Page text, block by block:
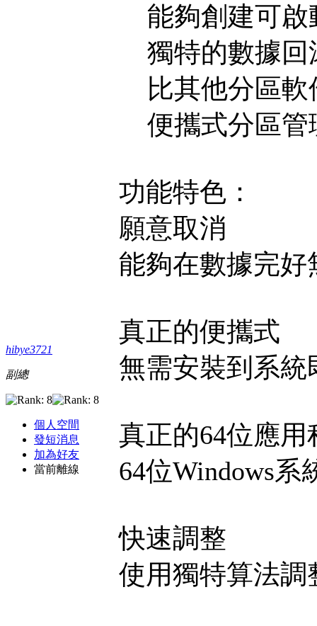
hibye3721
副總
個人空間
發短消息
加為好友
當前離線
能夠創建可啟
獨特的數據回
比其他分區軟
便攜式分區管
功能特色：
願意取消
能夠在數據完
真正的便攜式
無需安裝到系
真正的64位應用
64位Windows
快速調整
使用獨特算法